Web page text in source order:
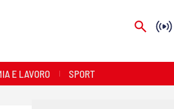
E LAVORO SPORT